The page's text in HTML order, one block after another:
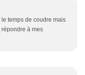
temps de coudre mais
à mes